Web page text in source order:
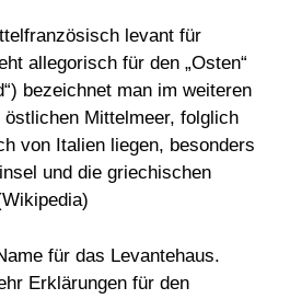
levant für
allegorisch für den „Osten“
bezeichnet man im weiteren
östlichen Mittelmeer, folglich
von Italien liegen, besonders
und die griechischen
für das Levantehaus.
Erklärungen für den